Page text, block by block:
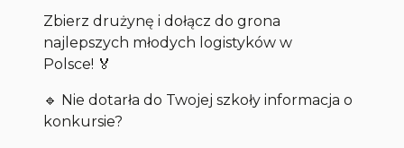
Zbierz drużynę i dołącz do grona
najlepszych młodych logistyków w
Polsce! 🏅
🔹 Nie dotarła do Twojej szkoły informacja o
konkursie?